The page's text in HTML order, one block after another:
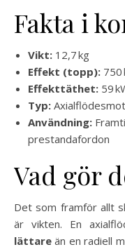
Fakta i
Vikt: 12,7 kg
Effekt (topp): 750
Effekttäthet: 59
Typ:
Användning:
prestandafordon
Vad gör
Det som framför allt
är vikten. En
lättare än en radiell